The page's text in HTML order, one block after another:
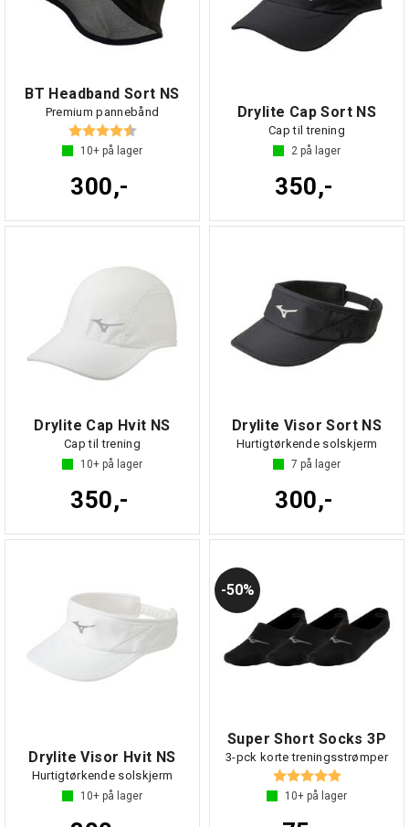
BT Headband Sort NS
Premium pannebånd
Karakter: 4.3 av 5 mulige
10+ på lager
300,-
Drylite Cap Sort NS
Cap til trening
2 på lager
350,-
Drylite Cap Hvit NS
Cap til trening
10+ på lager
350,-
Drylite Visor Sort NS
Hurtigtørkende solskjerm
7 på lager
300,-
Drylite Visor Hvit NS
Hurtigtørkende solskjerm
10+ på lager
50%
Super Short Socks 3P
3-pck korte treningsstrømper
Karakter: 5.0 av 5
10+ på lager